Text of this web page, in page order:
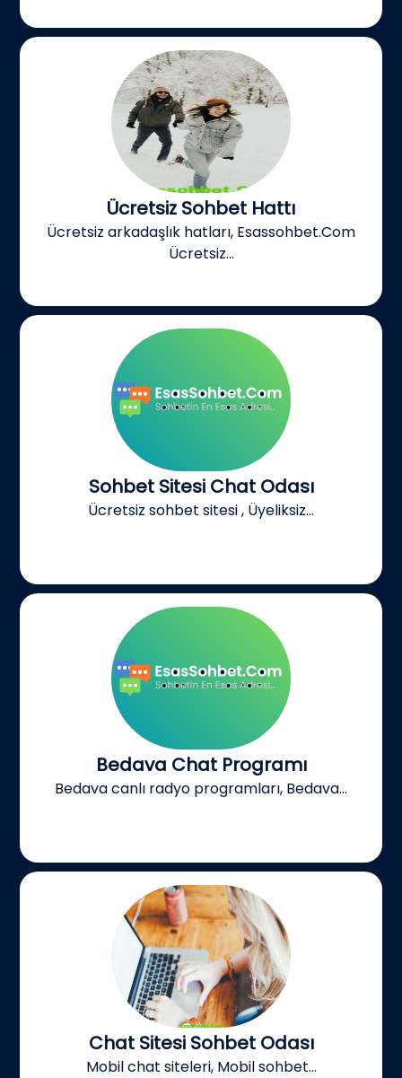
Ücretsiz Sohbet Hattı
Ücretsiz arkadaşlık hatları, Esassohbet.Com
Ücretsiz...
Sohbet Sitesi Chat Odası
Ücretsiz sohbet sitesi , Üyeliksiz...
Bedava Chat Programı
Bedava canlı radyo programları, Bedava...
Chat Sitesi Sohbet Odası
Mobil chat siteleri, Mobil sohbet...